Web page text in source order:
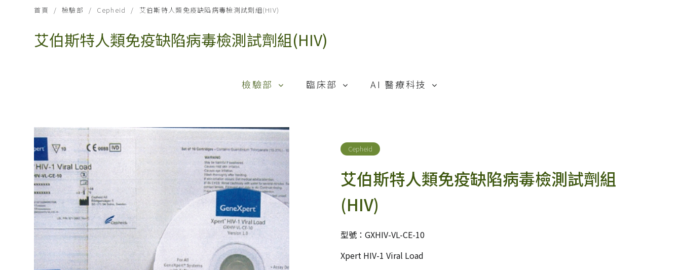
首頁 檢驗部 Cepheid 艾伯斯特人類免疫缺陷病毒檢測試劑組(HIV)
艾伯斯特人類免疫缺陷病毒檢測試劑組(HIV)
檢驗部
Cepheid
Siemens
Beckman Coulter
Trinity Biotech
臨床部
Smith & Nephew
AI 醫療科技
AI-PBRTQC
Cepheid
艾伯斯特人類免疫缺陷病毒檢測試劑組
(HIV)
型號：GXHIV-VL-CE-10
Xpert HIV-1 Viral Load